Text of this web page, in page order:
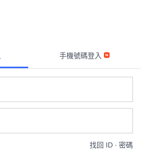
手機號碼登入
找回 ID ∙ 密碼